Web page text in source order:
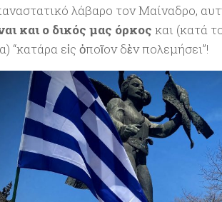
λάβαρο τον Μαίναδρο,
και ο δικός μας όρκος και (κατά
“κατάρα εἰς ὁποῖον δὲν πολεμήσει”!